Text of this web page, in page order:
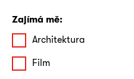
Zajímá mě:
Architektura
Film